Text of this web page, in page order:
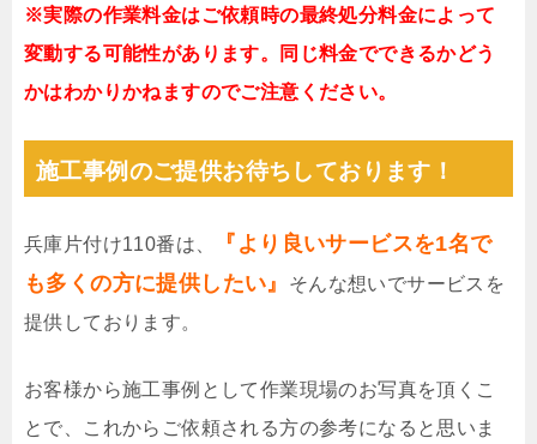
※実際の作業料金はご依頼時の最終処分料金によって
変動する可能性があります。同じ料金でできるかどう
かはわかりかねますのでご注意ください。
施工事例のご提供お待ちしております！
兵庫片付け110番は、
『より良いサービスを1名で
も多くの方に提供したい』
そんな想いでサービスを
提供しております。
お客様から施工事例として作業現場のお写真を頂くこ
とで、これからご依頼される方の参考になると思いま